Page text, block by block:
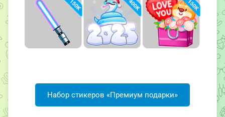
Набор стикеров «Премиум подарки»